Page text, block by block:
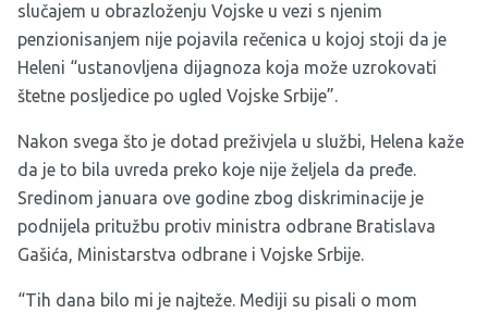
slučajem u obrazloženju Vojske u vezi s njenim
penzionisanjem nije pojavila rečenica u kojoj stoji da je
Heleni “ustanovljena dijagnoza koja može uzrokovati
štetne posljedice po ugled Vojske Srbije”.
Nakon svega što je dotad preživjela u službi, Helena kaže
da je to bila uvreda preko koje nije željela da pređe.
Sredinom januara ove godine zbog diskriminacije je
podnijela pritužbu protiv ministra odbrane Bratislava
Gašića, Ministarstva odbrane i Vojske Srbije.
“Tih dana bilo mi je najteže. Mediji su pisali o mom